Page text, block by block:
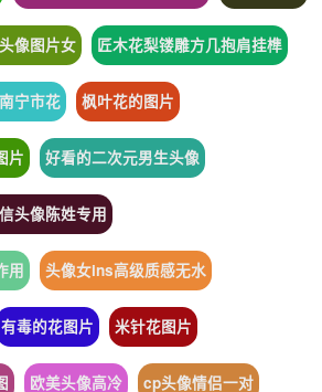
像图片女 匠木花梨镂雕方几抱肩挂榫
宁市花 枫叶花的图片
片 好看的二次元男生头像
头像陈姓专用
用 头像女ins高级质感无水
有毒的花图片 米针花图片
欧美头像高冷 cp头像情侣一对